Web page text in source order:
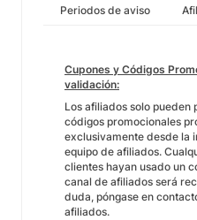
Periodos de aviso
Cupones y Códigos
validación:
Los afiliados solo pueden
códigos promocionales
exclusivamente desde la
equipo de afiliados.
clientes hayan usado un
canal de afiliados será
duda, póngase en
afiliados.